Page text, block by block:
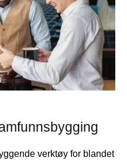
verktøy for blandet